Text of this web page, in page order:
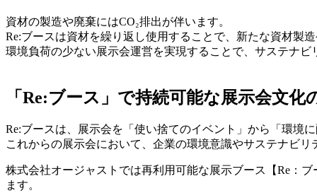
資材の製造や廃棄にはCO₂排出が伴います。
Re:ブースは資材を繰り返し使用することで、新たな資材製
環境負荷の少ない展示会運営を実現することで、サステナ
「Re:ブース」で持続可能な展示会文化
Re:ブースは、展示会を「使い捨てのイベント」から「環境
これからの展示会において、企業の環境意識やサステナビ
株式会社オージャストでは再利用可能な展示ブース【Re：
ます。